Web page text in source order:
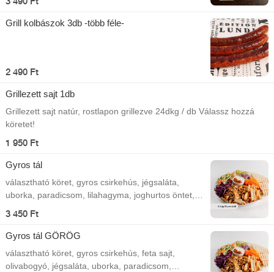
Grill kolbászok 3db -több féle-
2 490 Ft
Grillezett sajt 1db
Grillezett sajt natúr, rostlapon grillezve 24dkg / db Válassz hozzá
köretet!
1 950 Ft
Gyros tál
választható köret, gyros csirkehús, jégsaláta,
uborka, paradicsom, lilahagyma, joghurtos öntet,
pita
3 450 Ft
Gyros tál GÖRÖG
választható köret, gyros csirkehús, feta sajt,
olivabogyó, jégsaláta, uborka, paradicsom,